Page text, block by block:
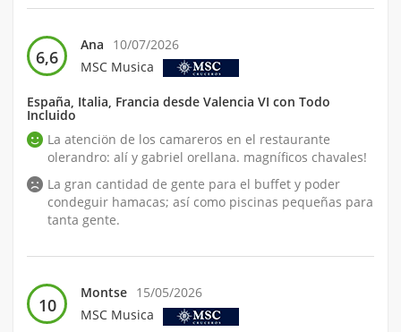
6,6
Ana
10/07/2026
MSC Musica
España, Italia, Francia desde Valencia VI con Todo
Incluido
La atenciön de los camareros en el restaurante
olerandro: alí y gabriel orellana. magníficos chavales!
La gran cantidad de gente para el buffet y poder
condeguir hamacas; así como piscinas pequeñas para
tanta gente.
10
Montse 15/05/2026
MSC Musica